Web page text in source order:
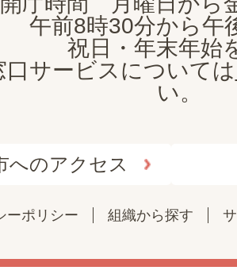
午前8時30分から午
祝日・年末年始
口サービスについては
い。
へのアクセス
ーポリシー 組織から探す